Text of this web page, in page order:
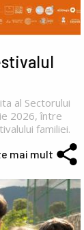
al Sectorului
2026, între
familiei.
mai mult